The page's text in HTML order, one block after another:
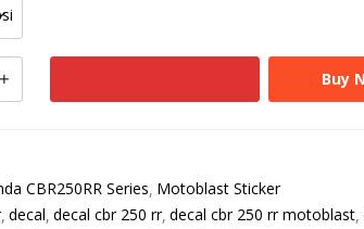
Buy
CBR250RR Series Motoblast Sticker
decal decal cbr 250 rr decal cbr 250 rr motoblast